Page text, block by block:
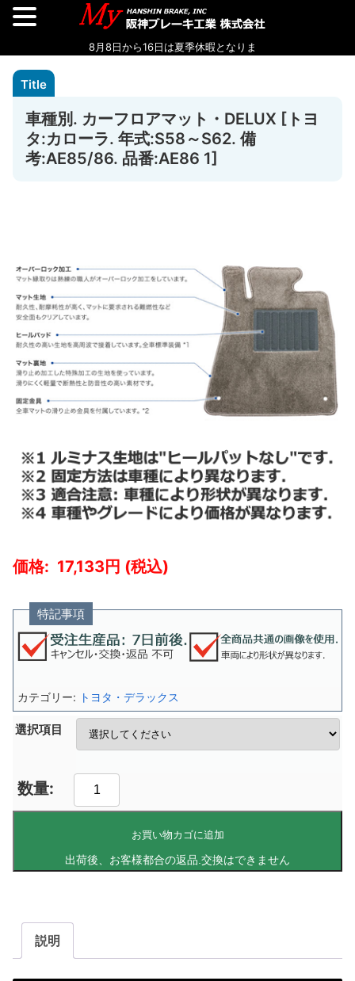
車種別. カーフロアマット・DELUX [トヨ
タ:カローラ. 年式:S58～S62. 備
考:AE85/86. 品番:AE86 1]
17,133
特記事項
選択項目
お買い物カゴに追加
カテゴリー: トヨタ・デラックス
説明